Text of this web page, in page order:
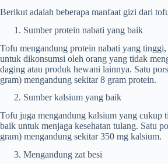
Berikut adalah beberapa manfaat gizi dari
Sumber protein nabati yang baik
Tofu mengandung protein nabati yang
untuk dikonsumsi oleh orang yang tidak
daging atau produk hewani lainnya. Satu
gram) mengandung sekitar 8 gram protein.
Sumber kalsium yang baik
Tofu juga mengandung kalsium yang cukup
baik untuk menjaga kesehatan tulang. Satu
gram) mengandung sekitar 350 mg kalsium.
Mengandung zat besi